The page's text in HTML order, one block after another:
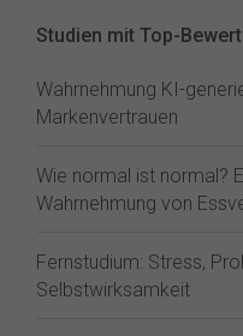
Studien mit Top-
Wahrnehmung KI-
Markenvertrauen
Wie normal ist normal?
Wahrnehmung von
Fernstudium: Stress,
Selbstwirksamkeit